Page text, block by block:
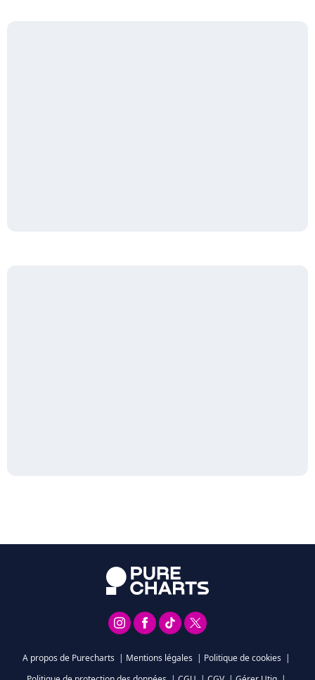
A propos de Purecharts | Mentions légales | Politique de cookies |